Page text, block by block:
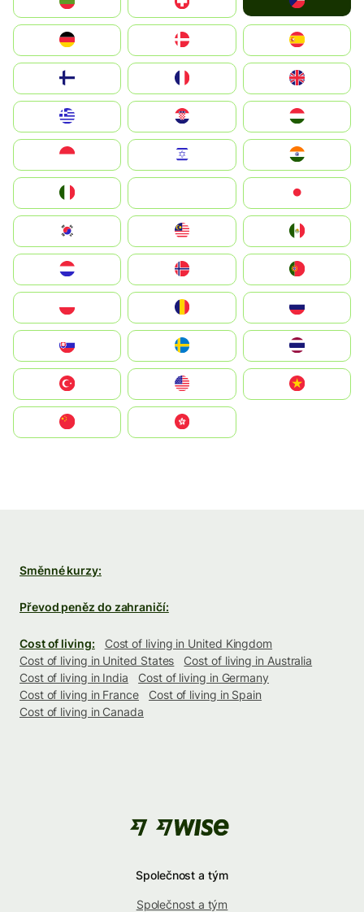
Deutschland
United Kingdom
Magyarország
South Korea
United States
中國香港特別行政區
Směnné kurzy:
Převod peněz do zahraničí:
Cost of living:
Cost of living in United Kingdom
Cost of living in United States
Cost of living in Australia
Cost of living in India
Cost of living in Germany
Cost of living in France
Cost of living in Spain
Cost of living in Canada
Společnost a tým
Společnost a tým